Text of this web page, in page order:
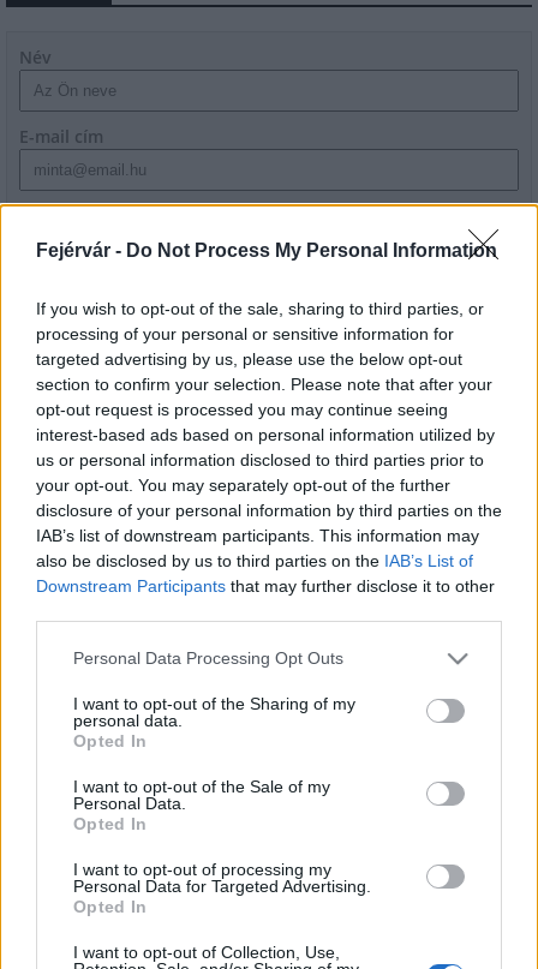
Fejérvár - Do Not Process My Personal Information
If you wish to opt-out of the sale, sharing to third parties, or
processing of your personal or sensitive information for
targeted advertising by us, please use the below opt-out
section to confirm your selection. Please note that after your
opt-out request is processed you may continue seeing
interest-based ads based on personal information utilized by
us or personal information disclosed to third parties prior to
your opt-out. You may separately opt-out of the further
disclosure of your personal information by third parties on the
IAB’s list of downstream participants. This information may
also be disclosed by us to third parties on the IAB’s List of
Downstream Participants that may further disclose it to other
Please note that this website/app uses one or more Google
not limited to your visit or usage behaviour. You may click to
grant or deny consent to Google and its third-party tags to
use your data for below specified purposes in below Google
consent section.
Personal Data Processing Opt Outs
I want to opt-out of the Sharing of my
personal data.
Opted In
I want to opt-out of the Sale of my
Personal Data.
Opted In
I want to opt-out of processing my
Personal Data for Targeted Advertising.
Opted In
I want to opt-out of Collection, Use,
Név
E-mail cím
szabályzatot!
LEGFRISSEBB
Országos hírek
Megérkezett az eső a Duna vízgyűjtőjére
Aktuális
Paks II.: Mit jelent az 5. blokk új
árnyékában?
másodfokúra csökken a riasztás